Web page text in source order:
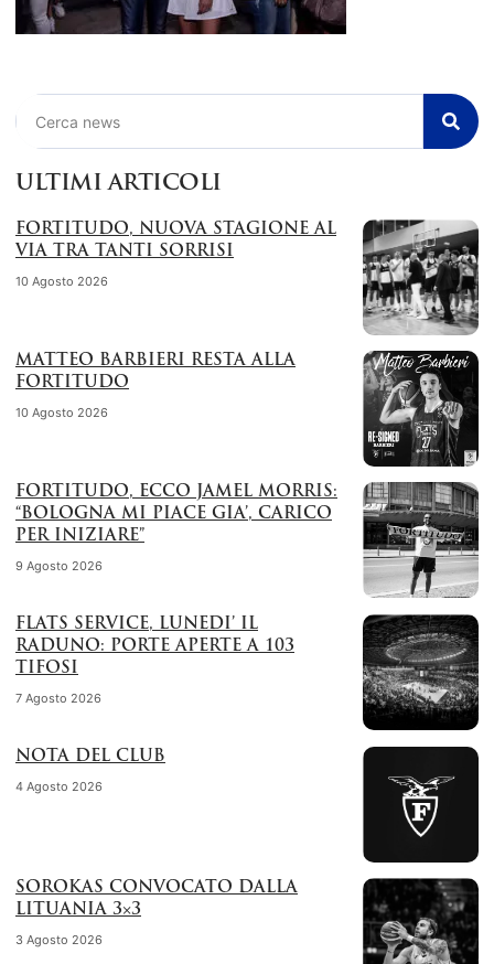
ULTIMI ARTICOLI
FORTITUDO, NUOVA STAGIONE AL
VIA TRA TANTI SORRISI
10 Agosto 2026
MATTEO BARBIERI RESTA ALLA
FORTITUDO
10 Agosto 2026
FORTITUDO, ECCO JAMEL MORRIS:
“BOLOGNA MI PIACE GIA’, CARICO
PER INIZIARE”
9 Agosto 2026
FLATS SERVICE, LUNEDI’ IL
RADUNO: PORTE APERTE A 103
TIFOSI
7 Agosto 2026
NOTA DEL CLUB
4 Agosto 2026
SOROKAS CONVOCATO DALLA
LITUANIA 3×3
3 Agosto 2026